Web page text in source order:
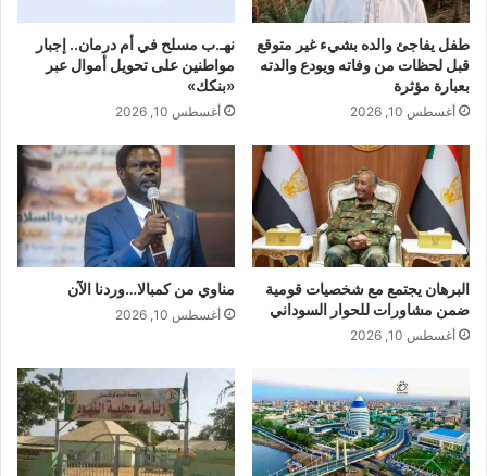
طفل يفاجئ والده بشيء غير متوقع
قبل لحظات من وفاته ويودع والدته
بعبارة مؤثرة
أغسطس 10, 2026
نهـ.ب مسلح في أم درمان.. إجبار
مواطنين على تحويل أموال عبر
«بنكك»
أغسطس 10, 2026
البرهان يجتمع مع شخصيات قومية
ضمن مشاورات للحوار السوداني
أغسطس 10, 2026
مناوي من كمبالا…وردنا الآن
أغسطس 10, 2026